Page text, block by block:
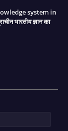
system in
भारतीय ज्ञान का